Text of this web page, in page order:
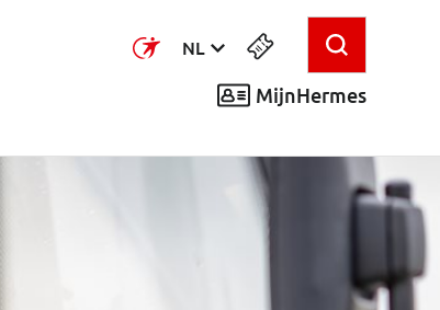
NL
MijnHermes